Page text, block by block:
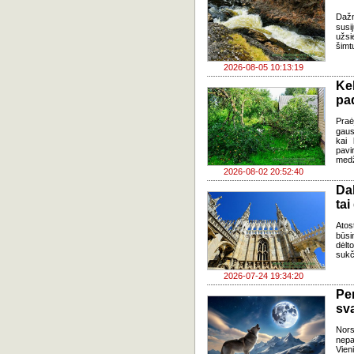
2026-08-05 10:13:19
2026-08-02 20:52:40
kai
2026-07-24 19:34:20
tai